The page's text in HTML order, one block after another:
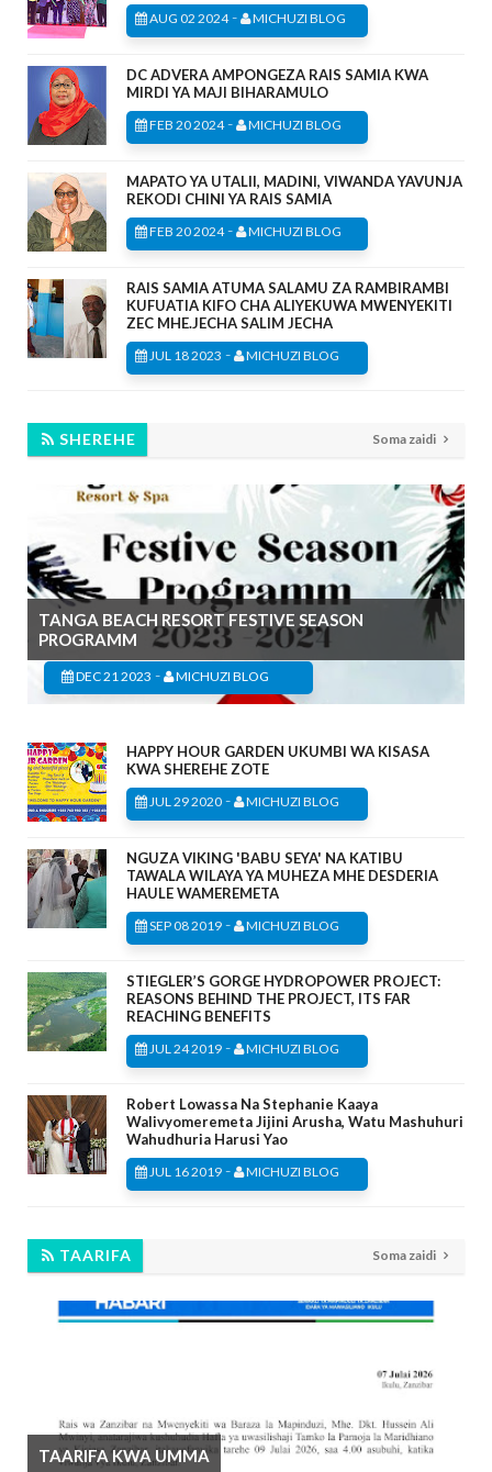
AUG 02 2024- MICHUZI BLOG
DC ADVERA AMPONGEZA RAIS SAMIA KWA
MIRDI YA MAJI BIHARAMULO
FEB 20 2024- MICHUZI BLOG
MAPATO YA UTALII, MADINI, VIWANDA YAVUNJA
REKODI CHINI YA RAIS SAMIA
FEB 20 2024- MICHUZI BLOG
RAIS SAMIA ATUMA SALAMU ZA RAMBIRAMBI
KUFUATIA KIFO CHA ALIYEKUWA MWENYEKITI
ZEC MHE.JECHA SALIM JECHA
JUL 18 2023 - MICHUZI BLOG
SHEREHE Soma zaidi
TANGA BEACH RESORT FESTIVE SEASON
PROGRAMM
DEC 21 2023 - MICHUZI BLOG
HAPPY HOUR GARDEN UKUMBI WA KISASA
KWA SHEREHE ZOTE
JUL 29 2020 - MICHUZI BLOG
NGUZA VIKING 'BABU SEYA' NA KATIBU
TAWALA WILAYA YA MUHEZA MHE DESDERIA
HAULE WAMEREMETA
SEP 08 2019 - MICHUZI BLOG
STIEGLER’S GORGE HYDROPOWER PROJECT:
REASONS BEHIND THE PROJECT, ITS FAR
REACHING BENEFITS
JUL 24 2019 - MICHUZI BLOG
Robert Lowassa Na Stephanie Kaaya
Walivyomeremeta Jijini Arusha, Watu Mashuhuri
Wahudhuria Harusi Yao
JUL 16 2019 - MICHUZI BLOG
TAARIFA Soma zaidi
TAARIFA KWA UMMA